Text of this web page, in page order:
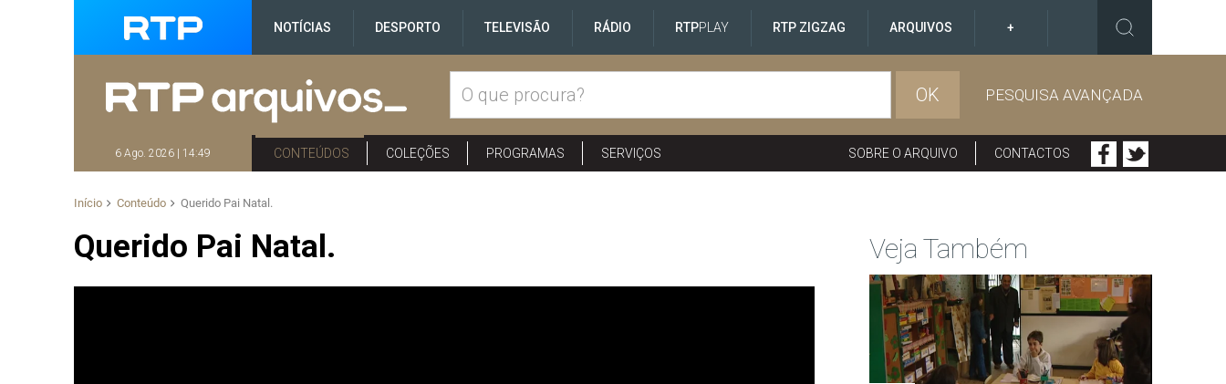
NOTÍCIAS DESPORTO TELEVISÃO RÁDIO RTPPLAY RTP ZIGZAG ARQUIVOS +
OK PESQUISA AVANÇADA
6 Ago. 2026 | 14:49 CONTEÚDOS COLEÇÕES PROGRAMAS SERVIÇOS SOBRE O ARQUIVO CONTACTOS
Início Conteúdo Querido Pai Natal.
Querido Pai Natal. Veja Também